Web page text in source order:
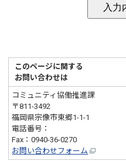
このページに関する
お問い合わせは
コミュニティ協働推進課
〒811-3492
福岡県宗像市東郷1-1-1
電話番号：
Fax：0940-36-0270
お問い合わせフォーム